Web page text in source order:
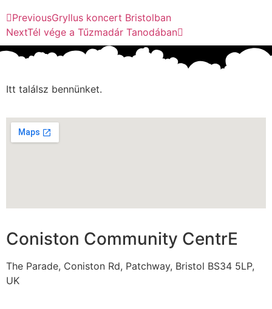
PreviousGryllus koncert Bristolban
NextTél vége a Tűzmadár Tanodában
Itt találsz bennünket.
Coniston Community CentrE
The Parade, Coniston Rd, Patchway, Bristol BS34 5LP,
UK